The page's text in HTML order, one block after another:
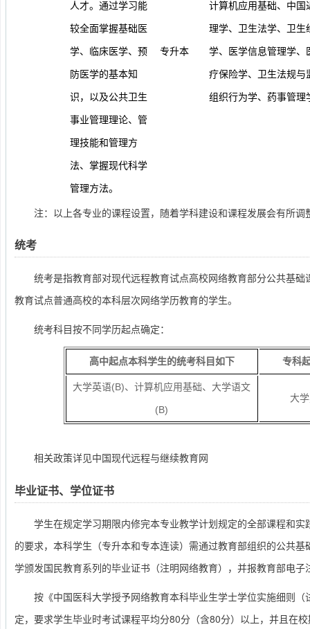
人才。通过学习能
较全面掌握基础医
学、临床医学、预
防医学的基本知
识，以及公共卫生
事业管理理论、管
理技能和管理方
法、掌握现代科学
管理方法。
专升本
计算机应用基础、中国
理学、卫生法学、卫生
学、医学信息管理学、
疗保险学、卫生法规与
组织行为学、药事管理
注：以上各专业的课程设置，随着学科建设和课程发展会有所
统考
统考是指教育部对现代远程教育试点高校网络教育部分公共基
教育试点普通高校的本科层次网络学历教育的学生。
统考科目按不同学历起点确定：
高中起点本科学生的统考科目如下 专科
大学英语(B)、计算机应用基础、大学语文
(B)
大
相关政策详见中国现代远程与继续教育网
毕业证书、学位证书
学生在规定学习期限内修完本专业教学计划规定的全部课程和
的要求，本科学生（专升本和专本连读）需通过教育部组织的公共
学颁发国民教育系列的毕业证书（注明网络教育），并报教育部电子
按《中国医科大学授予网络教育本科毕业生学士学位实施细则
定，要求学生毕业时考试课程平均分80分（含80分）以上，并且在